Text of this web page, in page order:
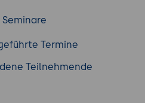
Seminare
Termine
Teilnehmende